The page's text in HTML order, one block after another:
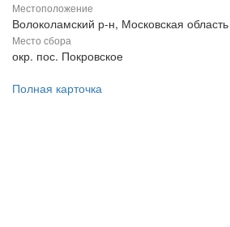
Местоположение
Волоколамский р-н, Московская
Место сбора
окр. пос. Покровское
Полная карточка